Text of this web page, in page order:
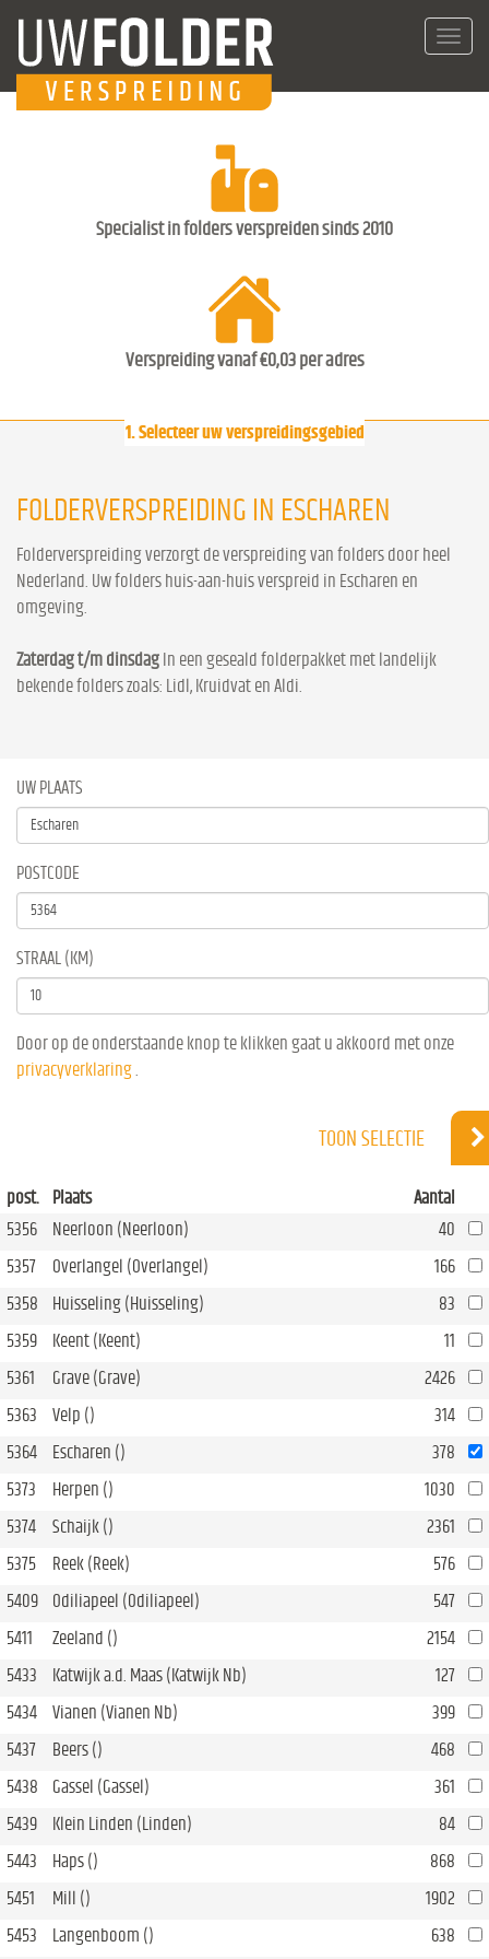
Specialist in folders verspreiden sinds 2010
Verspreiding vanaf €0,03 per adres
1. Selecteer uw verspreidingsgebied
FOLDERVERSPREIDING IN ESCHAREN
Folderverspreiding verzorgt de verspreiding van folders door heel
Nederland. Uw folders huis-aan-huis verspreid in Escharen en
omgeving.
Zaterdag t/m dinsdag In een geseald folderpakket met landelijk
bekende folders zoals: Lidl, Kruidvat en Aldi.
UW PLAATS
POSTCODE
STRAAL (KM)
Door op de onderstaande knop te klikken gaat u akkoord met onze
privacyverklaring
TOON SELECTIE
post. Plaats
Aantal
5356
Neerloon (Neerloon)
40
5357
Overlangel (Overlangel)
166
5358
Huisseling (Huisseling)
83
5359
Keent (Keent)
11
5361
Grave (Grave)
2426
5363
Velp ()
314
5364
Escharen ()
378
5373
Herpen ()
1030
5374
Schaijk ()
2361
5375
Reek (Reek)
576
5409
Odiliapeel (Odiliapeel)
547
5411
Zeeland ()
2154
5433
Katwijk a.d. Maas (Katwijk Nb)
127
5434
Vianen (Vianen Nb)
399
5437
Beers ()
468
5438
Gassel (Gassel)
361
5439
Klein Linden (Linden)
84
5443
Haps ()
868
5451
Mill ()
1902
5453
Langenboom () 638